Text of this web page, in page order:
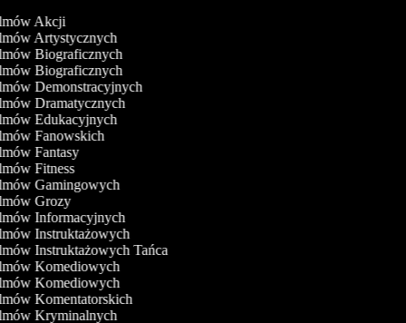
Akcji
Artystycznych
Biograficznych
Biograficznych
Demonstracyjnych
Dramatycznych
Edukacyjnych
Fanowskich
Fantasy
Fitness
Gamingowych
Grozy
Informacyjnych
Instruktażowych
Instruktażowych Tańca
Komediowych
Komediowych
Komentatorskich
Kryminalnych